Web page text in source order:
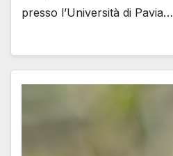
presso l’Università di Pavia…